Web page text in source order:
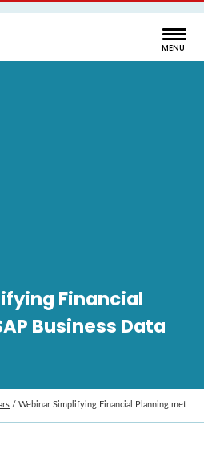
Financial
Business Data
/Webinar Simplifying Financial Planning met